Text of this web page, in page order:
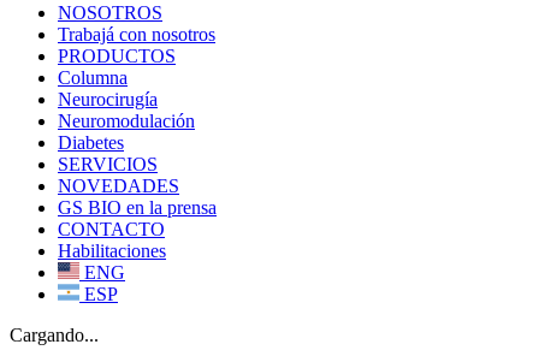
NOSOTROS
Trabajá con nosotros
PRODUCTOS
Columna
Neurocirugía
Neuromodulación
Diabetes
SERVICIOS
NOVEDADES
GS BIO en la prensa
CONTACTO
Habilitaciones
ENG
ESP
Cargando...